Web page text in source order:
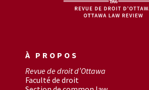
À PROPOS
Revue de droit d’Ottawa
Faculté de droit